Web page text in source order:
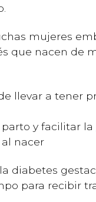
mujeres
que nacen de
llevar a tener
y facilitar la
nacer
diabetes
para recibir